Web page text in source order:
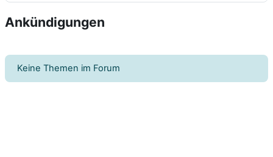
Ankündigungen
Keine Themen im Forum